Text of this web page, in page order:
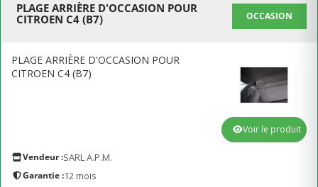
PLAGE ARRIÈRE D'OCCASION POUR
CITROEN C4 (B7)
OCCASION
PLAGE ARRIÈRE D'OCCASION POUR
CITROEN C4 (B7)
Vendeur :SARL A.P.M.
Garantie :12 mois
Voir le produit